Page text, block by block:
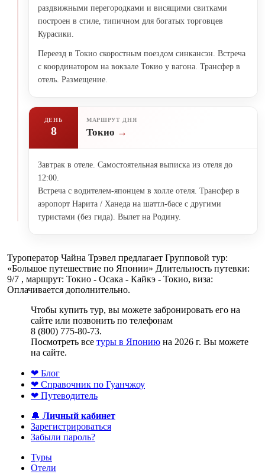
раздвижными перегородками и висящими свитками
построен в стиле, типичном для богатых торговцев
Курасики.
Переезд в Токио скоростным поездом синкансэн. Встреча
с координатором на вокзале Токио у вагона. Трансфер в
отель. Размещение.
ДЕНЬ
8
МАРШРУТ ДНЯ
Токио
Завтрак в отеле. Самостоятельная выписка из отеля до
12:00.
Встреча с водителем-японцем в холле отеля. Трансфер в
аэропорт Нарита / Ханеда на шаттл-басе с другими
туристами (без гида). Вылет на Родину.
Туроператор Чайна Трэвел предлагает Групповой тур:
«Большое путешествие по Японии» Длительность путевки:
9/7 , маршрут: Токио - Осака - Кайкэ - Токио, виза:
Оплачивается дополнительно.
Чтобы купить тур, вы можете забронировать его на
сайте или позвонить по телефонам
8 (800) 775-80-73.
Посмотреть все туры в Японию на 2026 г. Вы можете
на сайте.
❤ Блог
❤ Справочник по Гуанчжоу
❤ Путеводитель
🔔 Личный кабинет
Зарегистрироваться
Забыли пароль?
Туры
Отели